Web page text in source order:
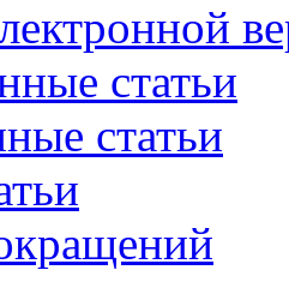
статьи
статьи